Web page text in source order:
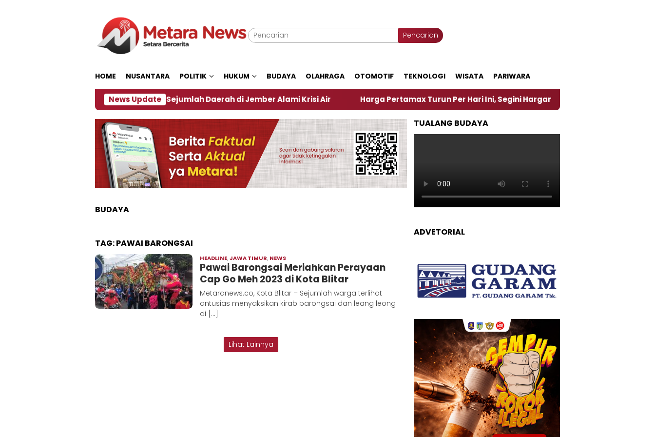
Pencarian
HOME NUSANTARA POLITIK HUKUM BUDAYA OLAHRAGA OTOMOTIF TEKNOLOGI WISATA PARIWARA
News Update
Dampak El Nino, Sejumlah Daerah di Jember Alami Krisi Air Harga Pertamax Turun Per Hari Ini, Segini Harganya ‎Nasirun Maestro Lukis
BUDAYA
TAG:PAWAI BARONGSAI
HEADLINE,JAWA TIMUR, NEWS
Hadi
Pawai Barongsai Meriahkan Perayaan
Cap Go Meh 2023 di Kota Blitar
Metaranews.co, Kota Blitar – Sejumlah warga terlihat
antusias menyaksikan kirab barongsai dan leang leong
di […]
Lihat Lainnya
TUALANG BUDAYA
ADVETORIAL